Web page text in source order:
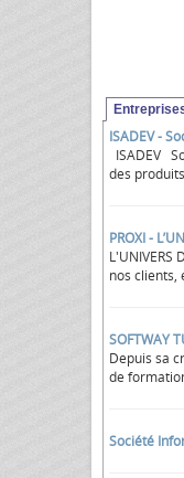
ISADEV -
ISADEV
des
PROXI -
L'UNIVERS
nos clients,
SOFTWAY
Depuis sa
de
Société